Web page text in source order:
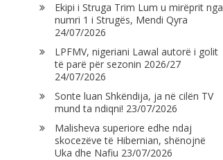
Ekipi i Struga Trim Lum u mirëprit nga
numri 1 i Strugës, Mendi Qyra
24/07/2026
LPFMV, nigeriani Lawal autorë i golit
të parë për sezonin 2026/27
24/07/2026
Sonte luan Shkëndija, ja në cilën TV
mund ta ndiqni! 23/07/2026
Malisheva superiore edhe ndaj
skocezëve të Hibernian, shënojnë
Uka dhe Nafiu 23/07/2026